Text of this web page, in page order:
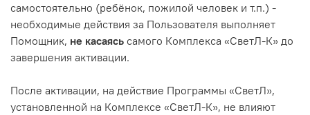
самостоятельно (ребёнок, пожилой человек и т.п.) -
необходимые действия за Пользователя выполняет
Помощник, не касаясь самого Комплекса «СветЛ-К» до
завершения активации.
После активации, на действие Программы «СветЛ»,
установленной на Комплексе «СветЛ-К», не влияют